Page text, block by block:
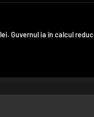
Guvernul ia în calcul